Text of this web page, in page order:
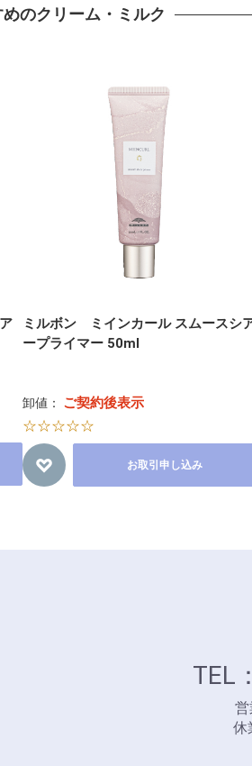
のクリーム・ミルク
ミルボン ミインカール スムースシ
ープライマー 50ml
卸値： ご契約後表示
☆☆☆☆☆
お取引申し込み
TEL